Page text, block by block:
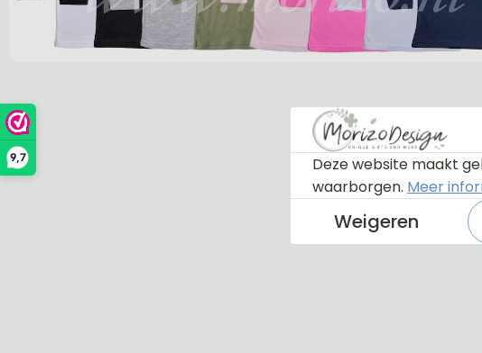
9,7
Deze website maakt
waarborgen. Meer
Weigeren